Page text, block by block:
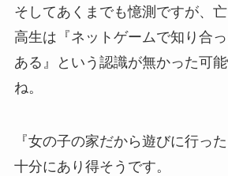
そしてあくまでも憶測ですが、
高生は『ネットゲームで知り合
ある』という認識が無かった可
ね。
『女の子の家だから遊びに行っ
十分にあり得そうです。